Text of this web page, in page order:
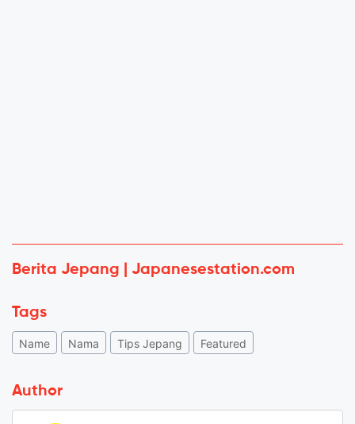
Berita Jepang | Japanesestation.com
Tags
Name Nama Tips Jepang Featured
Author